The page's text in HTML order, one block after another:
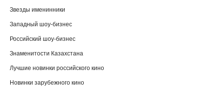
Звезды именинники
Западный шоу-бизнес
Российский шоу-бизнес
Знаменитости Казахстана
Лучшие новинки российского кино
Новинки зарубежного кино